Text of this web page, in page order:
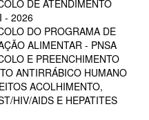
DE ATENDIMENTO
- 2026
DO PROGRAMA DE
ALIMENTAR - PNSA
E PREENCHIMENTO
ANTIRRÁBICO HUMANO
ACOLHIMENTO,
HIV/AIDS E HEPATITES